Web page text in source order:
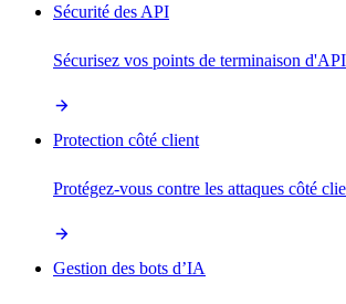
Sécurité des API
Sécurisez vos points de terminaison d'API
Protection côté client
Protégez-vous contre les attaques côté
Gestion des bots d’IA